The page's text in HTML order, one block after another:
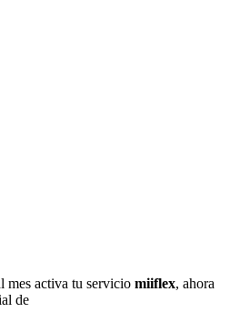
mes activa tu servicio miiflex, ahora
de